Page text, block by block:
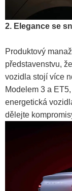
2. Elegance se
Produktový
představenstvu,
vozidla stojí více
Modelem 3 a
energetická
dělejte